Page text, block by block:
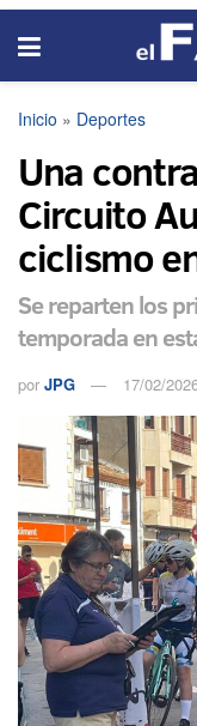
Inicio » Deportes
Una
Circuito
ciclismo
Se reparten los
temporada en
por JPG 17/02/